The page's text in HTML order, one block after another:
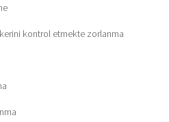
kontrol etmekte zorlanma